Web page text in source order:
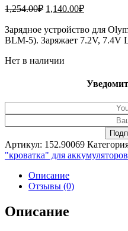
1,254.00₽ Первоначальная
составляла
1,254.00₽.
1,140.00₽Текущая
1,140.00₽.
Зарядное устройство для
BLM-5). Заряжает 7.2V, 7.4V
Нет в наличии
Артикул: 152.90069
"кроватка" для
Описание
Отзывы (0)
Описание